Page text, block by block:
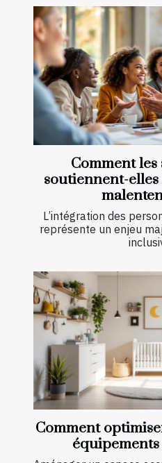
Comment
soutiennent-
L’intégration des
représente un enjeu
Comment